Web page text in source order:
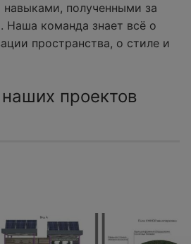
полученными за
Наша команда знает всё о
пространства, о стиле и
проектов